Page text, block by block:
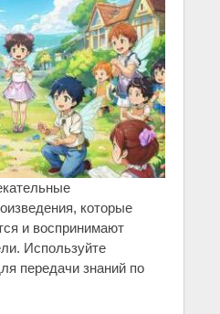
которые
и воспринимают
Используйте
передачи знаний по